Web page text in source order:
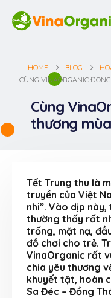
HOME BLOG
CÙNG VINAORGANIC
Cùng
thương
Tết Trung thu là
truyền của Việt
nhi”. Vào dịp
thường thấy rất
trống, mặt nạ,
đồ chơi cho trẻ.
VinaOrganic rất
chia yêu thương
khuyết tật, hoàn
Sa Đéc – Đồng